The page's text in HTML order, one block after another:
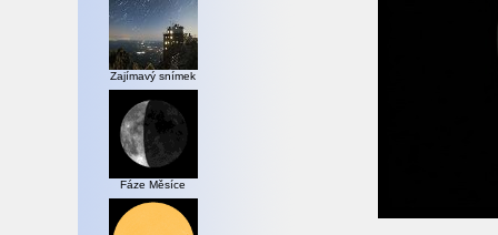
Zajímavý snímek
Fáze Měsíce